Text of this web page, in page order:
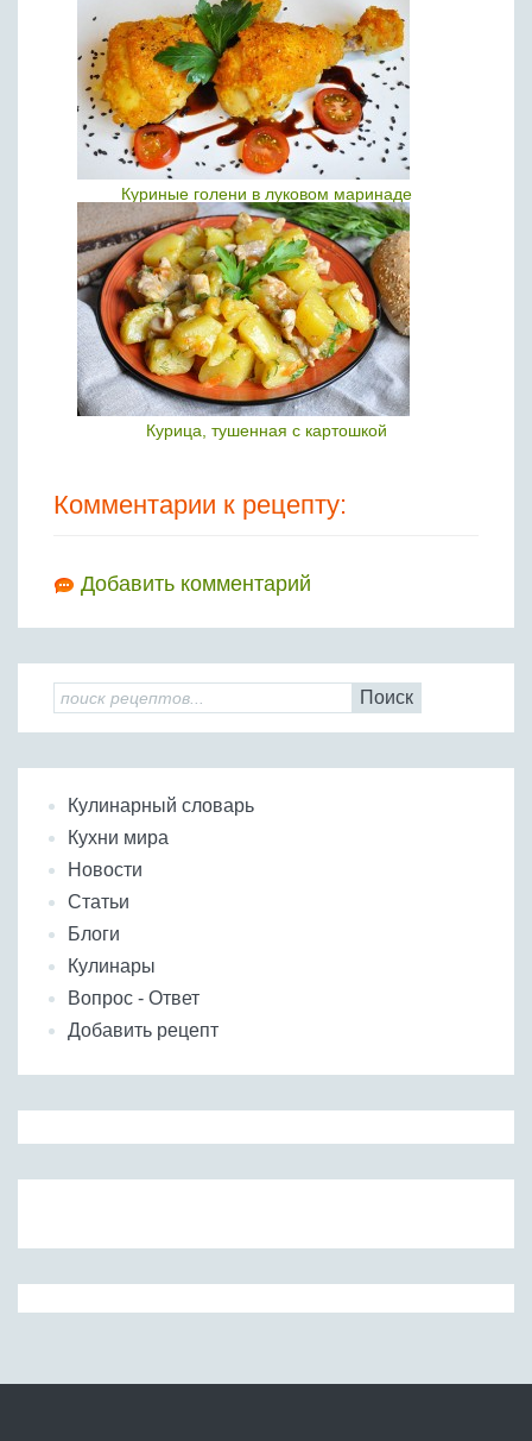
Куриные голени в луковом маринаде
Курица, тушенная с картошкой
Комментарии к рецепту:
Добавить комментарий
Поиск
Кулинарный словарь
Кухни мира
Новости
Статьи
Блоги
Кулинары
Вопрос - Ответ
Добавить рецепт